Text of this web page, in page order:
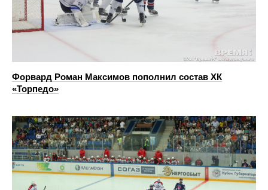
Форвард Роман Максимов пополнил состав ХК
«Торпедо»